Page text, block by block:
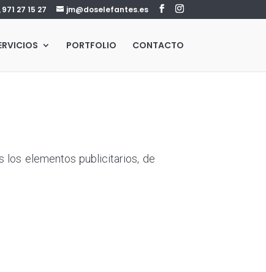
971 27 15 27 jm@doselefantes.es
PORTFOLIO CONTACTO
los elementos publicitarios, de